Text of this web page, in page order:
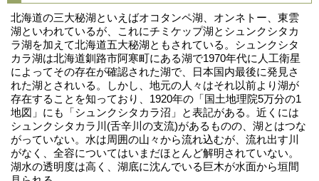
北海道の三大秘湖といえばオコタンペ湖、オンネトー、東雲
湖といわれているが、これにチミケップ湖とシュンクシタカ
ラ湖を加えて北海道五大秘湖ともされている。シュンクシタ
カラ湖は北海道釧路市阿寒町にある湖で1970年代に人工衛星
によってその存在が確認された湖で、日本国内最後に発見さ
れた湖とされいる。しかし、地元の人々はそれ以前より湖が
存在することを知っており、1920年の「国土地理院5万分の1
地図」にも「シュンクシタカラ沼」と表記がある。近くには
シュンクシタカラ川(舌辛川の支流)があるものの、湖とはつな
がっていない。水は周囲の山々から流れ込むが、流れ出す川
がなく、全容についてはいまだほとんど解明されていない。
湖水の透明度は高く、湖底に沈んでいる巨木が水面から垣間